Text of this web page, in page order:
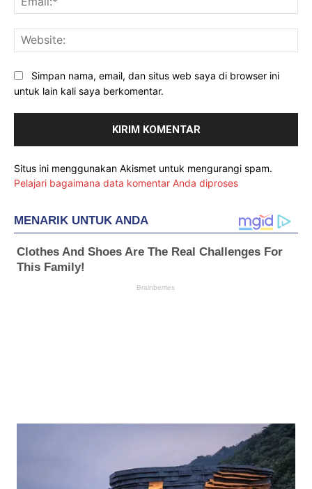
Simpan nama, email, dan situs web saya di browser ini
untuk lain kali saya berkomentar.
Situs ini menggunakan Akismet untuk mengurangi spam.
Pelajari bagaimana data komentar Anda diproses